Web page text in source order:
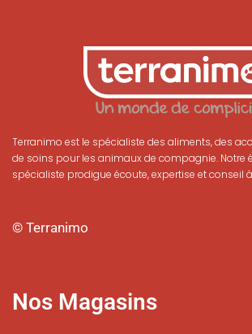
Terranimo est le spécialiste des aliments, des
de soins pour les animaux de compagnie. Notre
spécialiste prodigue écoute, expertise et conseil
© Terranimo
Nos Magasins